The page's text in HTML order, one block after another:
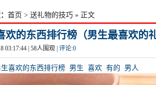
首页 > 送礼物的技巧 » 正文
欢的东西排行榜（男生最喜欢的
03:17:44 | 58人围观 | 评论:0
生喜欢的东西排行榜 男生 喜欢 有的 男人